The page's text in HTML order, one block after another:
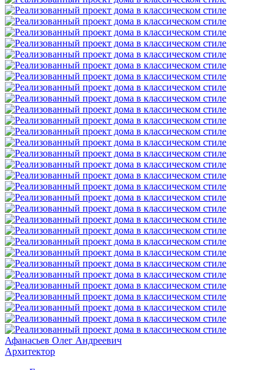
Афанасьев Олег Андреевич
Архитектор